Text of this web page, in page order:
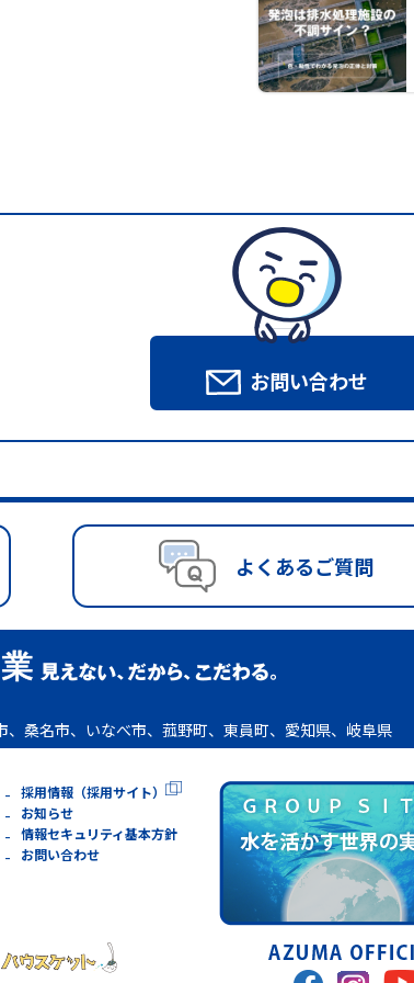
お問い合わせ
よくあるご質問
、桑名市、いなべ市、菰野町、東員町、愛知県、岐阜県
採用情報（採用サイト）
お知らせ
情報セキュリティ基本方針
お問い合わせ